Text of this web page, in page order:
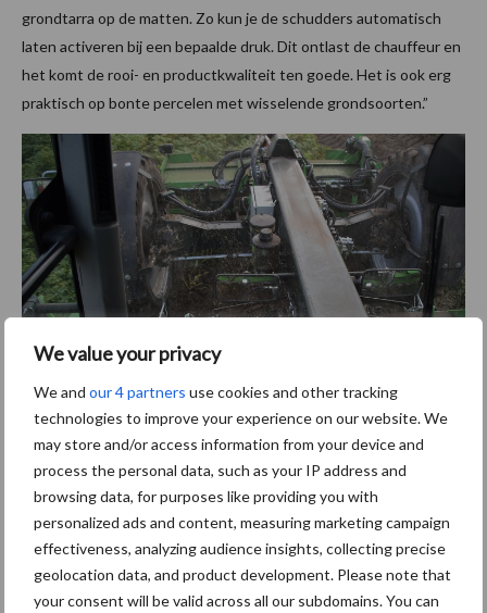
We value your privacy
We and our 4 partners use cookies and other tracking
technologies to improve your experience on our website. We
may store and/or access information from your device and
process the personal data, such as your IP address and
browsing data, for purposes like providing you with
personalized ads and content, measuring marketing campaign
effectiveness, analyzing audience insights, collecting precise
geolocation data, and product development. Please note that
your consent will be valid across all our subdomains. You can
grondtarra op de matten. Zo kun je de schudders automatisch
laten activeren bij een bepaalde druk. Dit ontlast de chauffeur en
het komt de rooi- en productkwaliteit ten goede. Het is ook erg
praktisch op bonte percelen met wisselende grondsoorten.”
Vanaf de bestuurderstoel heb je vrij goed zicht op het rooiproces
met de rooibek, de diabolo’s en het eerste gedeelte van de
graafmat.
Na de zeefmat volgt de eerste loofrol, dan opnieuw een korte
zeefmat, de tweede loofrol en vervolgens een volle mat voor
transport richting Varioweb, de crossrollenset of een